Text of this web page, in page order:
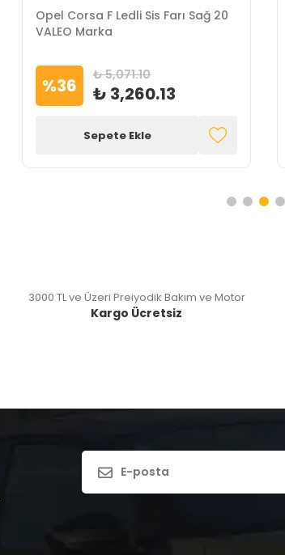
Opel Corsa F Ledli Sis Farı Sağ 20
VALEO Marka
%36 ₺ 5,071.10
₺ 3,260.13
Sepete Ekle
3000 TL ve Üzeri Preiyodik Bakım ve Motor
Kargo Ücretsiz